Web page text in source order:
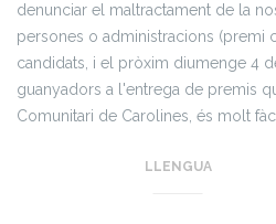
denunciar el maltractament de la
persones o administracions (premi
candidats, i el pròxim diumenge 4
guanyadors a l'entrega de premis
Comunitari de Carolines, és molt
LLENGUA